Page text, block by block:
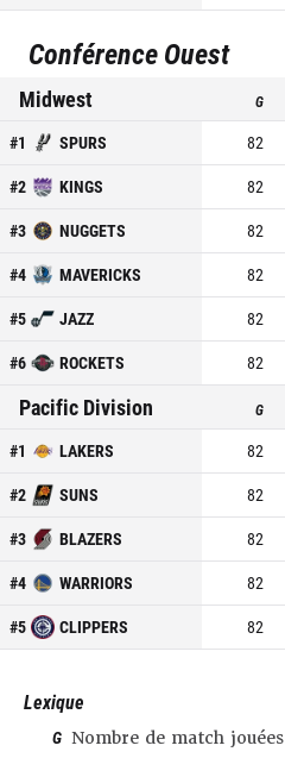
Conférence Ouest
Midwest G
#1 SPURS 82
#2 KINGS 82
#3 NUGGETS 82
#4 MAVERICKS 82
#5 JAZZ 82
#6 ROCKETS 82
Pacific Division G
#1 LAKERS 82
#2 SUNS 82
#3 BLAZERS 82
#4 WARRIORS 82
#5 CLIPPERS 82
Lexique
G Nombre de match jouées